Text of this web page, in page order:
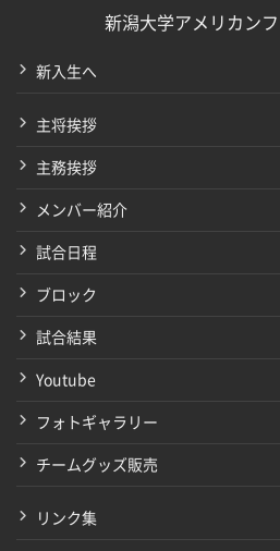
新潟大学アメリカン
新入生へ
主将挨拶
主務挨拶
メンバー紹介
試合日程
ブロック
試合結果
Youtube
フォトギャラリー
チームグッズ販売
リンク集